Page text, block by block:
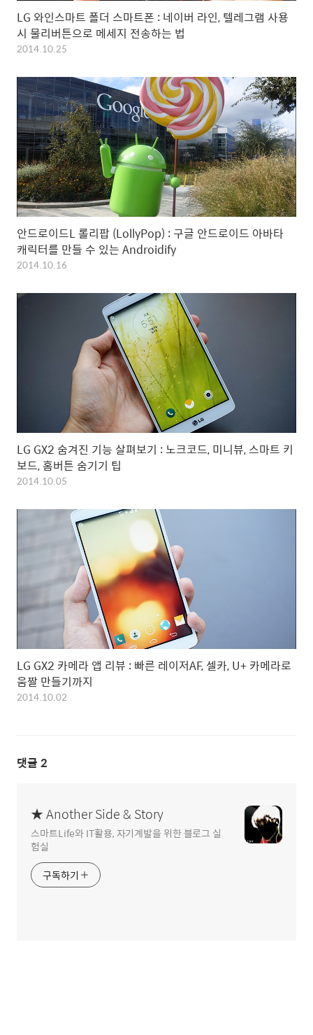
LG 와인스마트 폴더 스마트폰 : 네이버 라인, 텔레그램 사용
시 물리버튼으로 메세지 전송하는 법
2014.10.25
안드로이드L 롤리팝 (LollyPop) : 구글 안드로이드 아바타
캐릭터를 만들 수 있는 Androidify
2014.10.16
LG GX2 숨겨진 기능 살펴보기 : 노크코드, 미니뷰, 스마트 키
보드, 홈버튼 숨기기 팁
2014.10.05
LG GX2 카메라 앱 리뷰 : 빠른 레이저AF, 셀카, U+ 카메라로
움짤 만들기까지
2014.10.02
댓글 2
★ Another Side & Story
스마트Life와 IT활용, 자기계발을 위한 블로그 실
험실
구독하기